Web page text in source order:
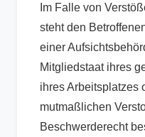
Im Falle von
steht den
einer
Mitgliedstaat ihres
ihres Arbeitsplatzes
mutmaßlichen
Beschwerderecht